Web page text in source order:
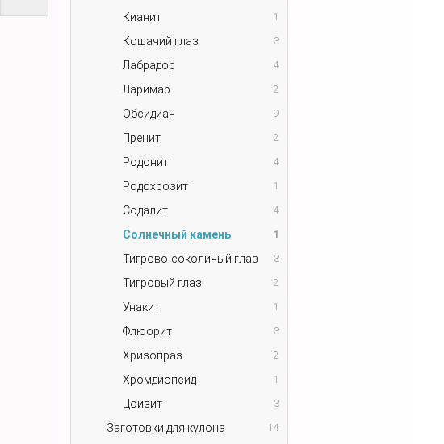
Кианит 1
Кошачий глаз 3
Лабрадор 4
Ларимар 2
Обсидиан 9
Пренит 2
Родонит 4
Родохрозит 1
Содалит 4
Солнечный камень 1
Тигрово-соколиный глаз 3
Тигровый глаз 2
Унакит 1
Флюорит 3
Хризопраз 2
Хромдиопсид 1
Цоизит 3
Заготовки для кулона 14